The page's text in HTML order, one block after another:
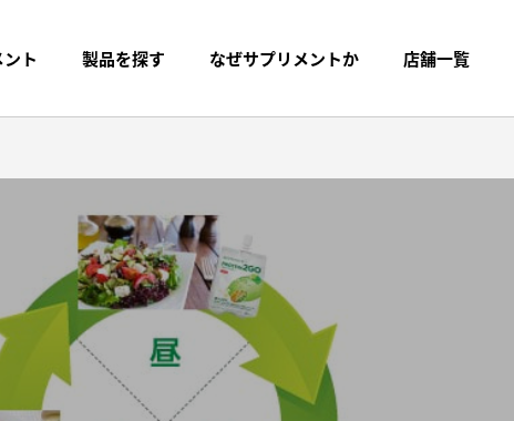
ト 製品を探す なぜサプリメントか 店舗一覧